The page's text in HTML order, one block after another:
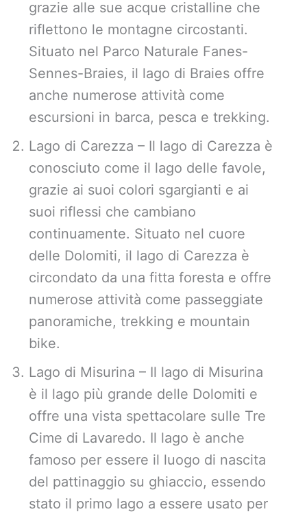
grazie alle sue acque cristalline che
riflettono le montagne circostanti.
Situato nel Parco Naturale Fanes-
Sennes-Braies, il lago di Braies offre
anche numerose attività come
escursioni in barca, pesca e trekking.
Lago di Carezza – Il lago di Carezza è
conosciuto come il lago delle favole,
grazie ai suoi colori sgargianti e ai
suoi riflessi che cambiano
continuamente. Situato nel cuore
delle Dolomiti, il lago di Carezza è
circondato da una fitta foresta e offre
numerose attività come passeggiate
panoramiche, trekking e mountain
bike.
Lago di Misurina – Il lago di Misurina
è il lago più grande delle Dolomiti e
offre una vista spettacolare sulle Tre
Cime di Lavaredo. Il lago è anche
famoso per essere il luogo di nascita
del pattinaggio su ghiaccio, essendo
stato il primo lago a essere usato per